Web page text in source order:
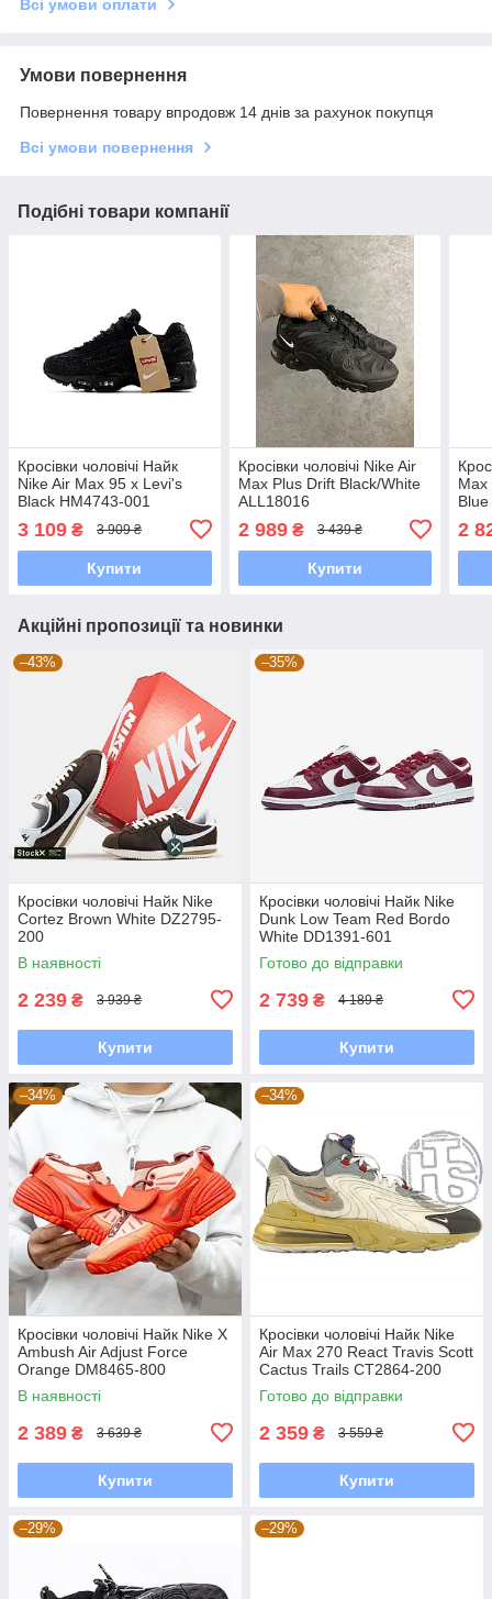
Всі умови оплати
Умови повернення
Повернення товару впродовж 14 днів за рахунок покупця
Всі умови повернення
Подібні товари компанії
Кросівки чоловічі Найк
Nike Air Max 95 x Levi's
Black HM4743-001
3 109 ₴ 3 909 ₴
Купити
Кросівки чоловічі Nike Air
Max Plus Drift Black/White
ALL18016
2 989₴ 3 439 ₴
Купити
Max
2
Акційні пропозиції та новинки
–43%
Кросівки чоловічі Найк Nike
Cortez Brown White DZ2795-
200
В наявності
2 239 ₴ 3 939 ₴
Купити
–35%
Кросівки чоловічі Найк Nike
Dunk Low Team Red Bordo
White DD1391-601
Готово до відправки
2 739 ₴ 4 189 ₴
Купити
–34%
Кросівки чоловічі Найк Nike X
Ambush Air Adjust Force
Orange DM8465-800
В наявності
2 389 ₴ 3 639 ₴
Купити
–34%
Кросівки чоловічі Найк Nike
Air Max 270 React Travis Scott
Cactus Trails CT2864-200
Готово до відправки
2 359 ₴ 3 559 ₴
Купити
–29% –29%